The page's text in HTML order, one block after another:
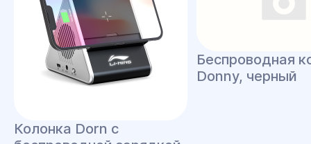
Колонка Dorn с
Беспроводная
Donny, черный